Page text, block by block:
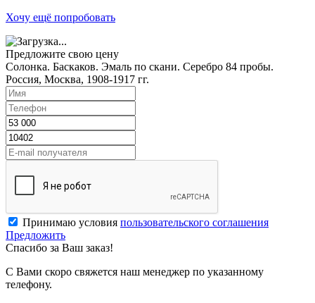
Хочу ещё попробовать
Предложите свою цену
Солонка. Баскаков. Эмаль по скани. Серебро 84 пробы.
Россия, Москва, 1908-1917 гг.
Принимаю условия пользовательского соглашения
Предложить
Спасибо за Ваш заказ!
С Вами скоро свяжется наш менеджер по указанному
телефону.